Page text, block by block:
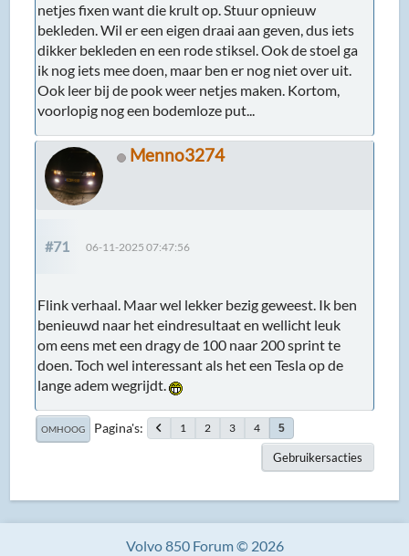
netjes fixen want die krult op. Stuur opnieuw
bekleden. Wil er een eigen draai aan geven, dus iets
dikker bekleden en een rode stiksel. Ook de stoel ga
ik nog iets mee doen, maar ben er nog niet over uit.
Ook leer bij de pook weer netjes maken. Kortom,
voorlopig nog een bodemloze put...
Menno3274
#71 06-11-2025 07:47:56
Flink verhaal. Maar wel lekker bezig geweest. Ik ben
benieuwd naar het eindresultaat en wellicht leuk
om eens met een dragy de 100 naar 200 sprint te
doen. Toch wel interessant als het een Tesla op de
lange adem wegrijdt.
OMHOOG Pagina's 1 2 3 4 5
Gebruikersacties
Volvo 850 Forum © 2026